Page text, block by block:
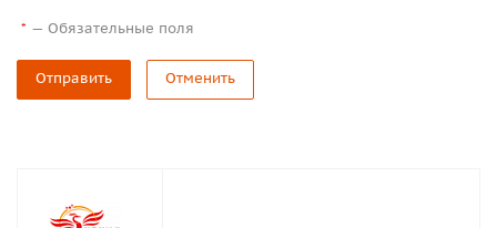
* — Обязательные поля
Отправить Отменить